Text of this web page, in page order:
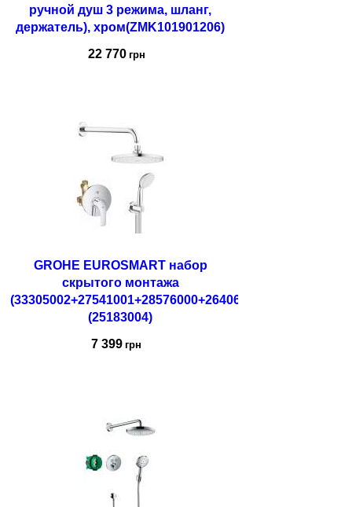
ручной душ 3 режима, шланг,
держатель), хром(ZMK101901206)
22 770 грн
GROHE EUROSMART набор
скрытого монтажа
(33305002+27541001+28576000+26406001)
(25183004)
7 399 грн